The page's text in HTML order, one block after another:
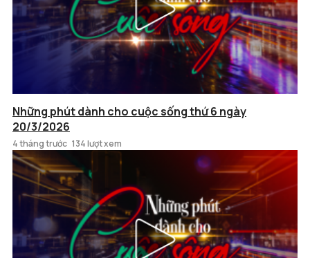
Những phút dành cho cuộc sống thứ 6 ngày
20/3/2026
4 tháng trước 134 lượt xem